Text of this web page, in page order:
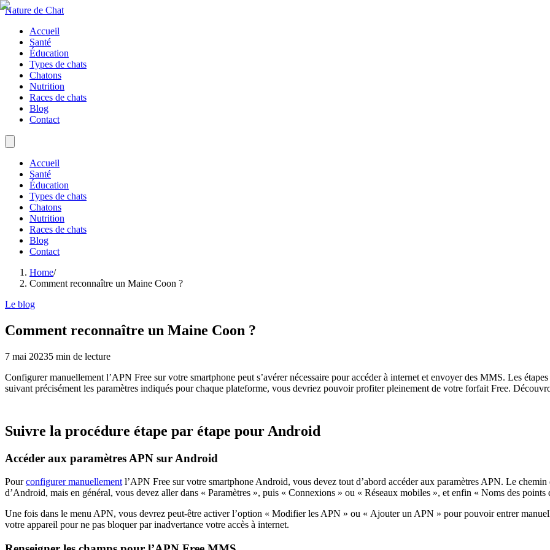
Nature de Chat
Accueil
Santé
Éducation
Types de chats
Chatons
Nutrition
Races de chats
Blog
Contact
Accueil
Santé
Éducation
Types de chats
Chatons
Nutrition
Races de chats
Blog
Contact
Home/
Comment reconnaître un Maine Coon ?
Le blog
Comment reconnaître un Maine Coon ?
7 mai 20235 min de lecture
Configurer manuellement l’APN Free sur votre smartphone peut s’avérer nécessaire pour accéder à internet et envoyer des MMS. Les
suivant précisément les paramètres indiqués pour chaque plateforme, vous devriez pouvoir profiter pleinement de votre forfait Free.
Suivre la procédure étape par étape pour Android
Accéder aux paramètres APN sur Android
Pourconfigurer manuellement l’APN Free sur votre smartphone Android, vous devez tout d’abord accéder aux paramètres APN. Le
d’Android, mais en général, vous devez aller dans « Paramètres », puis « Connexions » ou « Réseaux mobiles », et enfin « Noms des points
Une fois dans le menu APN, vous devrez peut-être activer l’option « Modifier les APN » ou « Ajouter un APN » pour pouvoir entrer
votre appareil pour ne pas bloquer par inadvertance votre accès à internet.